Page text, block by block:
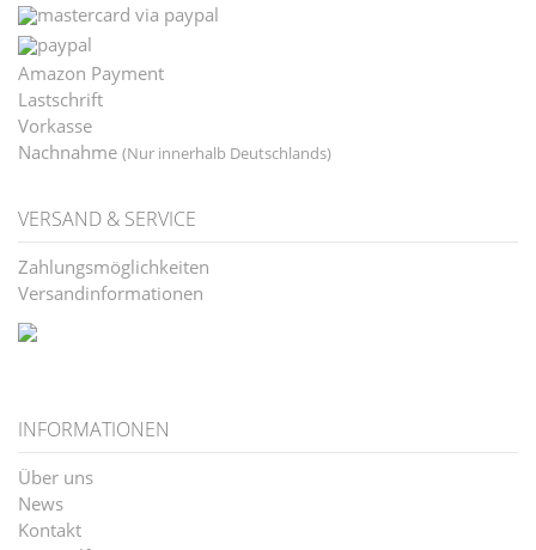
via paypal
Amazon Payment
Lastschrift
Vorkasse
Nachnahme (Nur innerhalb Deutschlands)
VERSAND & SERVICE
Zahlungsmöglichkeiten
Versandinformationen
INFORMATIONEN
Über uns
News
Kontakt